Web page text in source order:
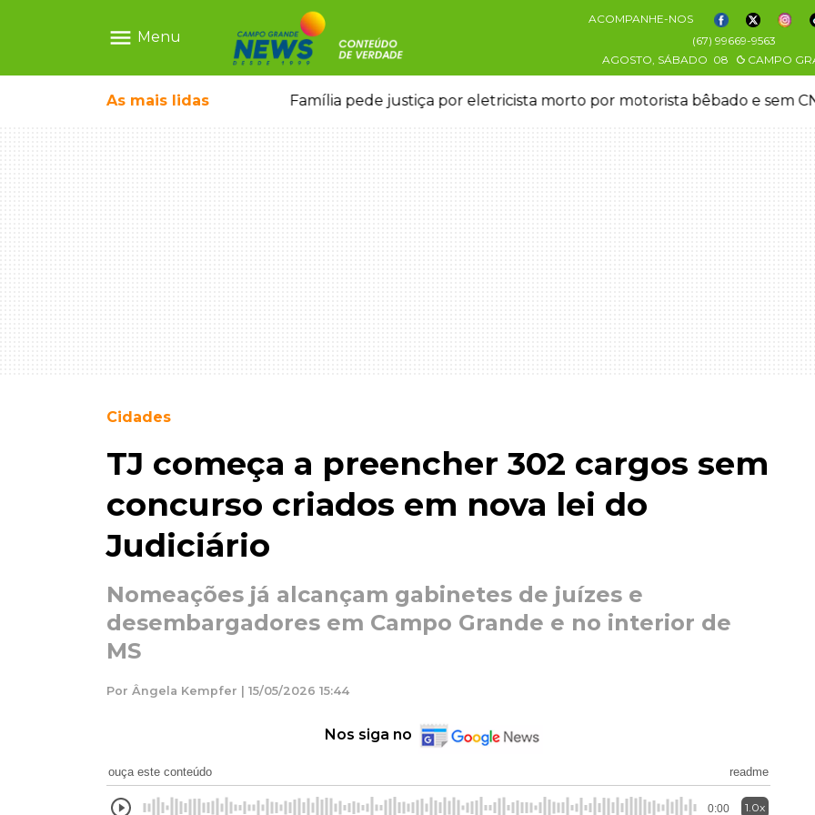
menu Menu
ACOMPANHE-NOS
(67) 99669-9563
AGOSTO, SÁBADO 08 CAMPO
As mais lidas
e morre a caminho do hospital Família pede justiça por eletricista morto por motorista bêbado e sem
Cidades
TJ começa a preencher 302 cargos sem
concurso criados em nova lei do
Judiciário
Nomeações já alcançam gabinetes de juízes e
desembargadores em Campo Grande e no interior de
MS
Por Ângela Kempfer | 15/05/2026 15:44
Nos siga no
ouça este conteúdo readme
0:00 1.0x